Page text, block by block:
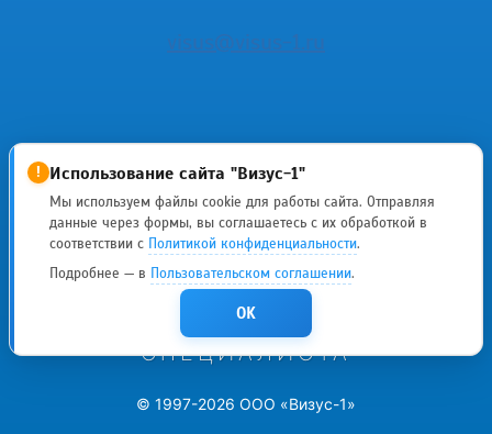
visus@visus-1.ru
ИМЕЮТСЯ
ПРОТИВОПОКАЗАНИЯ
НЕОБХОДИМА КОНСУЛЬТАЦИЯ
СПЕЦИАЛИСТА
© 1997-2026 ООО «Визус-1»
! Использование сайта "Визус-1"
Мы используем файлы cookie для работы сайта. Отправляя
данные через формы, вы соглашаетесь с их обработкой в
соответствии с Политикой конфиденциальности.
Подробнее — в Пользовательском соглашении.
OK